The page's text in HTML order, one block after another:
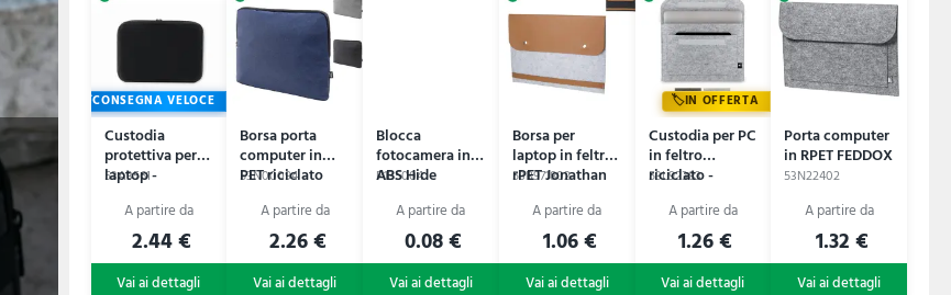
CONSEGNA VELOCE
Custodia
protettiva per
laptop -
53A3561
2.44 €
Borsa porta
computer in
PET riciclato
53N00094
2.26 €
Blocca
fotocamera in
ABS Hide
P135004
0.08 €
Borsa per
laptop in feltro
rPET Jonathan
53B971802
1.06 €
IN OFFERTA
Custodia per PC
in feltro
riciclato -
53L92383
1.26 €
Porta computer
in RPET FEDDOX
53N22402
1.32 €